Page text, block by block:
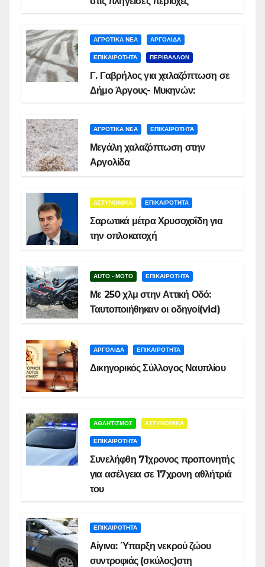
ΑΓΡΟΤΙΚΑ ΝΕΑ ΑΡΓΟΛΙΔΑ
ΕΠΙΚΑΙΡΟΤΗΤΑ ΠΕΡΙΒΑΛΛΟΝ
Γ. Γαβρήλος για χαλαζόπτωση σε
Δήμο Άργους- Μυκηνών:
ΑΓΡΟΤΙΚΑ ΝΕΑ ΕΠΙΚΑΙΡΟΤΗΤΑ
Μεγάλη χαλαζόπτωση στην
Αργολίδα
ΑΣΤΥΝΟΜΙΚΑ ΕΠΙΚΑΙΡΟΤΗΤΑ
Σαρωτικά μέτρα Χρυσοχοΐδη για
την οπλοκατοχή
AUTO - MOTO ΕΠΙΚΑΙΡΟΤΗΤΑ
Με 250 χλμ στην Αττική Οδό:
Ταυτοποιήθηκαν οι οδηγοί(vid)
ΑΡΓΟΛΙΔΑ ΕΠΙΚΑΙΡΟΤΗΤΑ
Δικηγορικός Σύλλογος Ναυπλίου
ΑΘΛΗΤΙΣΜΟΣ ΑΣΤΥΝΟΜΙΚΑ
ΕΠΙΚΑΙΡΟΤΗΤΑ
Συνελήφθη 71χρονος προπονητής
για ασέλγεια σε 17χρονη αθλήτριά
του
ΕΠΙΚΑΙΡΟΤΗΤΑ
Αίγινα: Ύπαρξη νεκρού ζώου
συντροφιάς (σκύλος)στη